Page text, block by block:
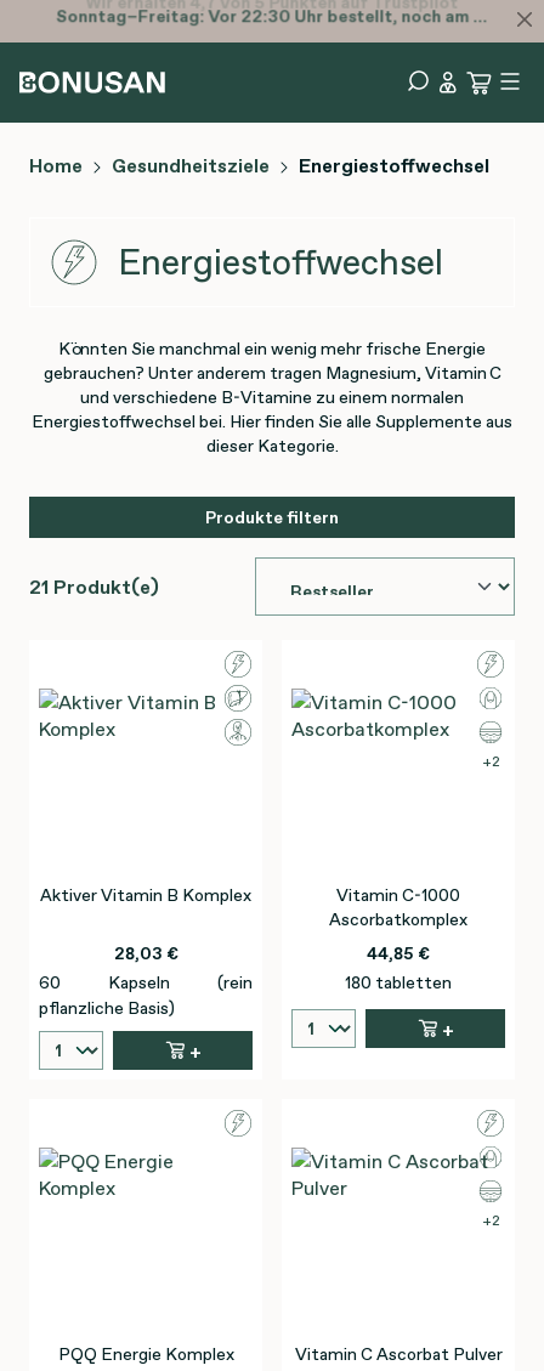
Sonntag–Freitag: Vor 22:30 Uhr bestellt, noch am selben Tag versendet.
Home Gesundheitsziele Energiestoffwechsel
Energiestoffwechsel
Könnten Sie manchmal ein wenig mehr frische Energie
gebrauchen? Unter anderem tragen Magnesium, Vitamin C
und verschiedene B-Vitamine zu einem normalen
Energiestoffwechsel bei. Hier finden Sie alle Supplemente aus
dieser Kategorie.
Produkte filtern
21 Produkt(e)
Aktiver Vitamin B Komplex
28,03 €
60 Kapseln (rein
pflanzliche Basis)
+
2
Vitamin C-1000
Ascorbatkomplex
44,85 €
180 tabletten
+
PQQ Energie Komplex
2
Vitamin C Ascorbat Pulver